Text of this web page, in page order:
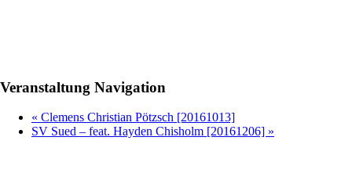
Veranstaltung Navigation
« Clemens Christian Pötzsch [20161013]
SV Sued – feat. Hayden Chisholm [20161206] »